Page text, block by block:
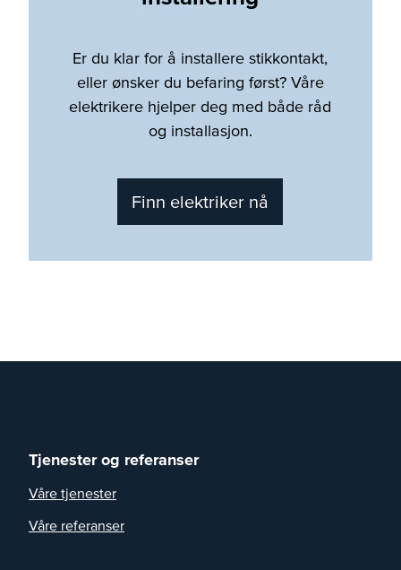
Er du klar for å installere stikkontakt,
eller ønsker du befaring først? Våre
elektrikere hjelper deg med både råd
og installasjon.
Finn elektriker nå
Tjenester og referanser
Våre tjenester
Våre referanser